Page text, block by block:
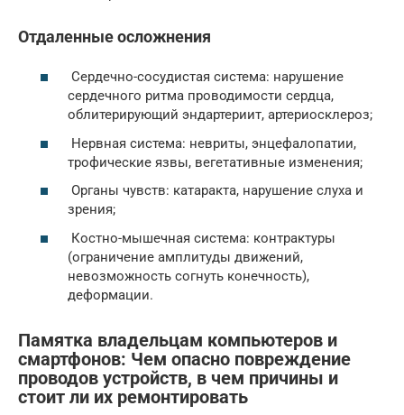
Отдаленные осложнения
Сердечно-сосудистая система: нарушение
сердечного ритма проводимости сердца,
облитерирующий эндартериит, артериосклероз;
Нервная система: невриты, энцефалопатии,
трофические язвы, вегетативные изменения;
Органы чувств: катаракта, нарушение слуха и
зрения;
Костно-мышечная система: контрактуры
(ограничение амплитуды движений,
невозможность согнуть конечность),
деформации.
Памятка владельцам компьютеров и
смартфонов: Чем опасно повреждение
проводов устройств, в чем причины и
стоит ли их ремонтировать